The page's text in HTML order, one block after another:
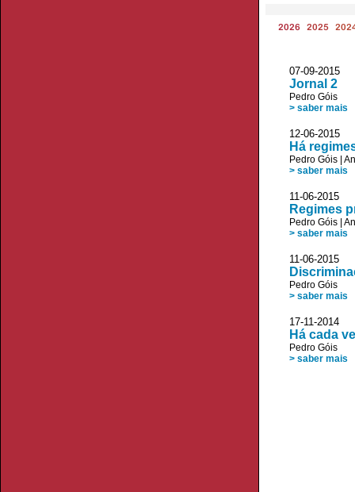
2026 2025
07-09-
Jornal 2
Pedro Góis
> saber mais
12-06-
Há
Pedro Góis
> saber mais
11-06-2015
Regimes
Pedro Góis
> saber mais
11-06-
Pedro Góis
> saber mais
17-11-2014
Há cada
Pedro Góis
> saber mais